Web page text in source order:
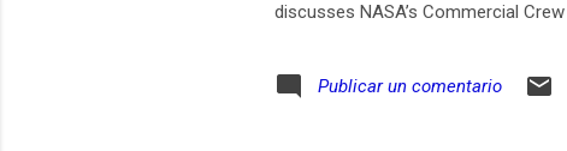
discusses NASA’s Commercial
Publicar un comentario